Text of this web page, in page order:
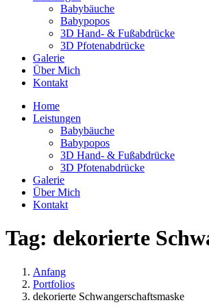
Babybäuche
Babypopos
3D Hand- & Fußabdrücke
3D Pfotenabdrücke
Galerie
Über Mich
Kontakt
Home
Leistungen
Babybäuche
Babypopos
3D Hand- & Fußabdrücke
3D Pfotenabdrücke
Galerie
Über Mich
Kontakt
Tag: dekorierte
Anfang
Portfolios
dekorierte Schwangerschaftsmaske